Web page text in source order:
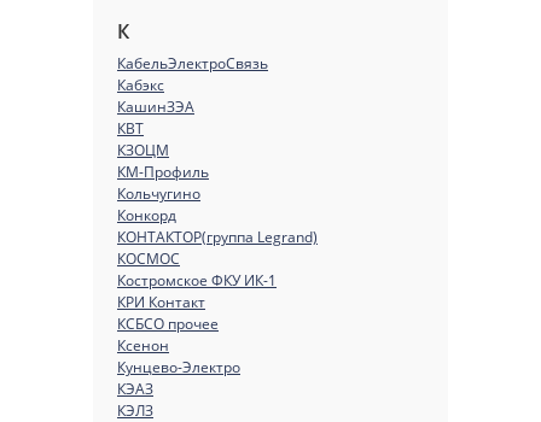
К
КабельЭлектроСвязь
Кабэкс
КашинЗЭА
КВТ
КЗОЦМ
КМ-Профиль
Кольчугино
Конкорд
КОНТАКТОР(группа Legrand)
КОСМОС
Костромское ФКУ ИК-1
КРИ Контакт
КСБСО прочее
Ксенон
Кунцево-Электро
КЭАЗ
КЭЛЗ